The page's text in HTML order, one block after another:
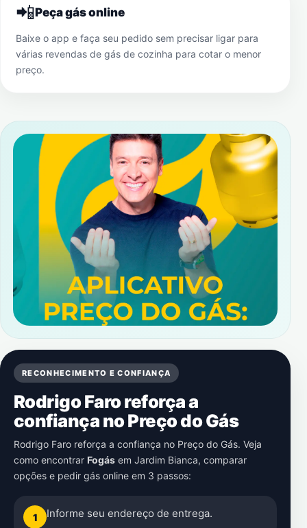
📲Peça gás online
Baixe o app e faça seu pedido sem precisar ligar para
várias revendas de gás de cozinha para cotar o menor
preço.
RECONHECIMENTO E CONFIANÇA
Rodrigo Faro reforça a
confiança no Preço do Gás
Rodrigo Faro reforça a confiança no Preço do Gás. Veja
como encontrar Fogás em Jardim Bianca, comparar
opções e pedir gás online em 3 passos:
1 Informe seu endereço de entrega.